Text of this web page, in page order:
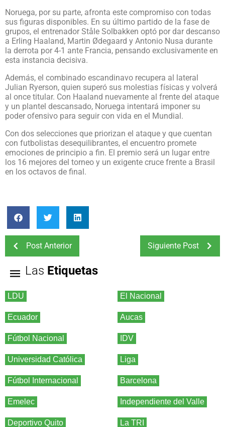
Noruega, por su parte, afronta este compromiso con todas
sus figuras disponibles. En su último partido de la fase de
grupos, el entrenador Ståle Solbakken optó por dar descanso
a Erling Haaland, Martin Ødegaard y Antonio Nusa durante
la derrota por 4-1 ante Francia, pensando exclusivamente en
esta instancia decisiva.
Además, el combinado escandinavo recupera al lateral
Julian Ryerson, quien superó sus molestias físicas y volverá
al once titular. Con Haaland nuevamente al frente del ataque
y un plantel descansado, Noruega intentará imponer su
poder ofensivo para seguir con vida en el Mundial.
Con dos selecciones que priorizan el ataque y que cuentan
con futbolistas desequilibrantes, el encuentro promete
emociones de principio a fin. El premio será un lugar entre
los 16 mejores del torneo y un exigente cruce frente a Brasil
en los octavos de final.
Post Anterior Siguiente Post
Las Etiquetas
LDU El Nacional
Ecuador Aucas
Fútbol Nacional IDV
Universidad Católica Liga
Fútbol Internacional Barcelona
Emelec Independiente del Valle
Deportivo Quito La TRI